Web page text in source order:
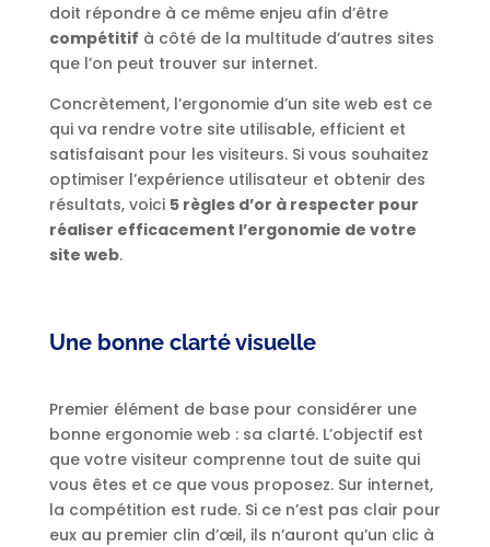
doit répondre à ce même enjeu afin d’être
compétitif à côté de la multitude d’autres sites
que l’on peut trouver sur internet.
Concrètement, l’ergonomie d’un site web est ce
qui va rendre votre site utilisable, efficient et
satisfaisant pour les visiteurs. Si vous souhaitez
optimiser l’expérience utilisateur et obtenir des
résultats, voici 5 règles d’or à respecter pour
réaliser efficacement l’ergonomie de votre
site web.
Une bonne clarté visuelle
Premier élément de base pour considérer une
bonne ergonomie web : sa clarté. L’objectif est
que votre visiteur comprenne tout de suite qui
vous êtes et ce que vous proposez. Sur internet,
la compétition est rude. Si ce n’est pas clair pour
eux au premier clin d’œil, ils n’auront qu’un clic à